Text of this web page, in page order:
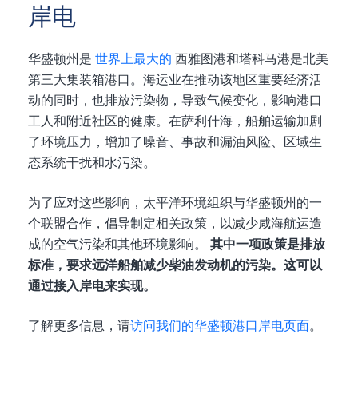
岸电
华盛顿州是 世界上最大的 西雅图港和塔科马港是北美
第三大集装箱港口。海运业在推动该地区重要经济活
动的同时，也排放污染物，导致气候变化，影响港口
工人和附近社区的健康。在萨利什海，船舶运输加剧
了环境压力，增加了噪音、事故和漏油风险、区域生
态系统干扰和水污染。
为了应对这些影响，太平洋环境组织与华盛顿州的一
个联盟合作，倡导制定相关政策，以减少咸海航运造
成的空气污染和其他环境影响。 其中一项政策是排放
标准，要求远洋船舶减少柴油发动机的污染。这可以
通过接入岸电来实现。
了解更多信息，请访问我们的华盛顿港口岸电页面。